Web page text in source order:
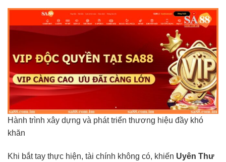
Hành trình xây dựng và phát triển thương hiệu đầy khó
khăn
Khi bắt tay thực hiện, tài chính không có, khiến Uyên Thư